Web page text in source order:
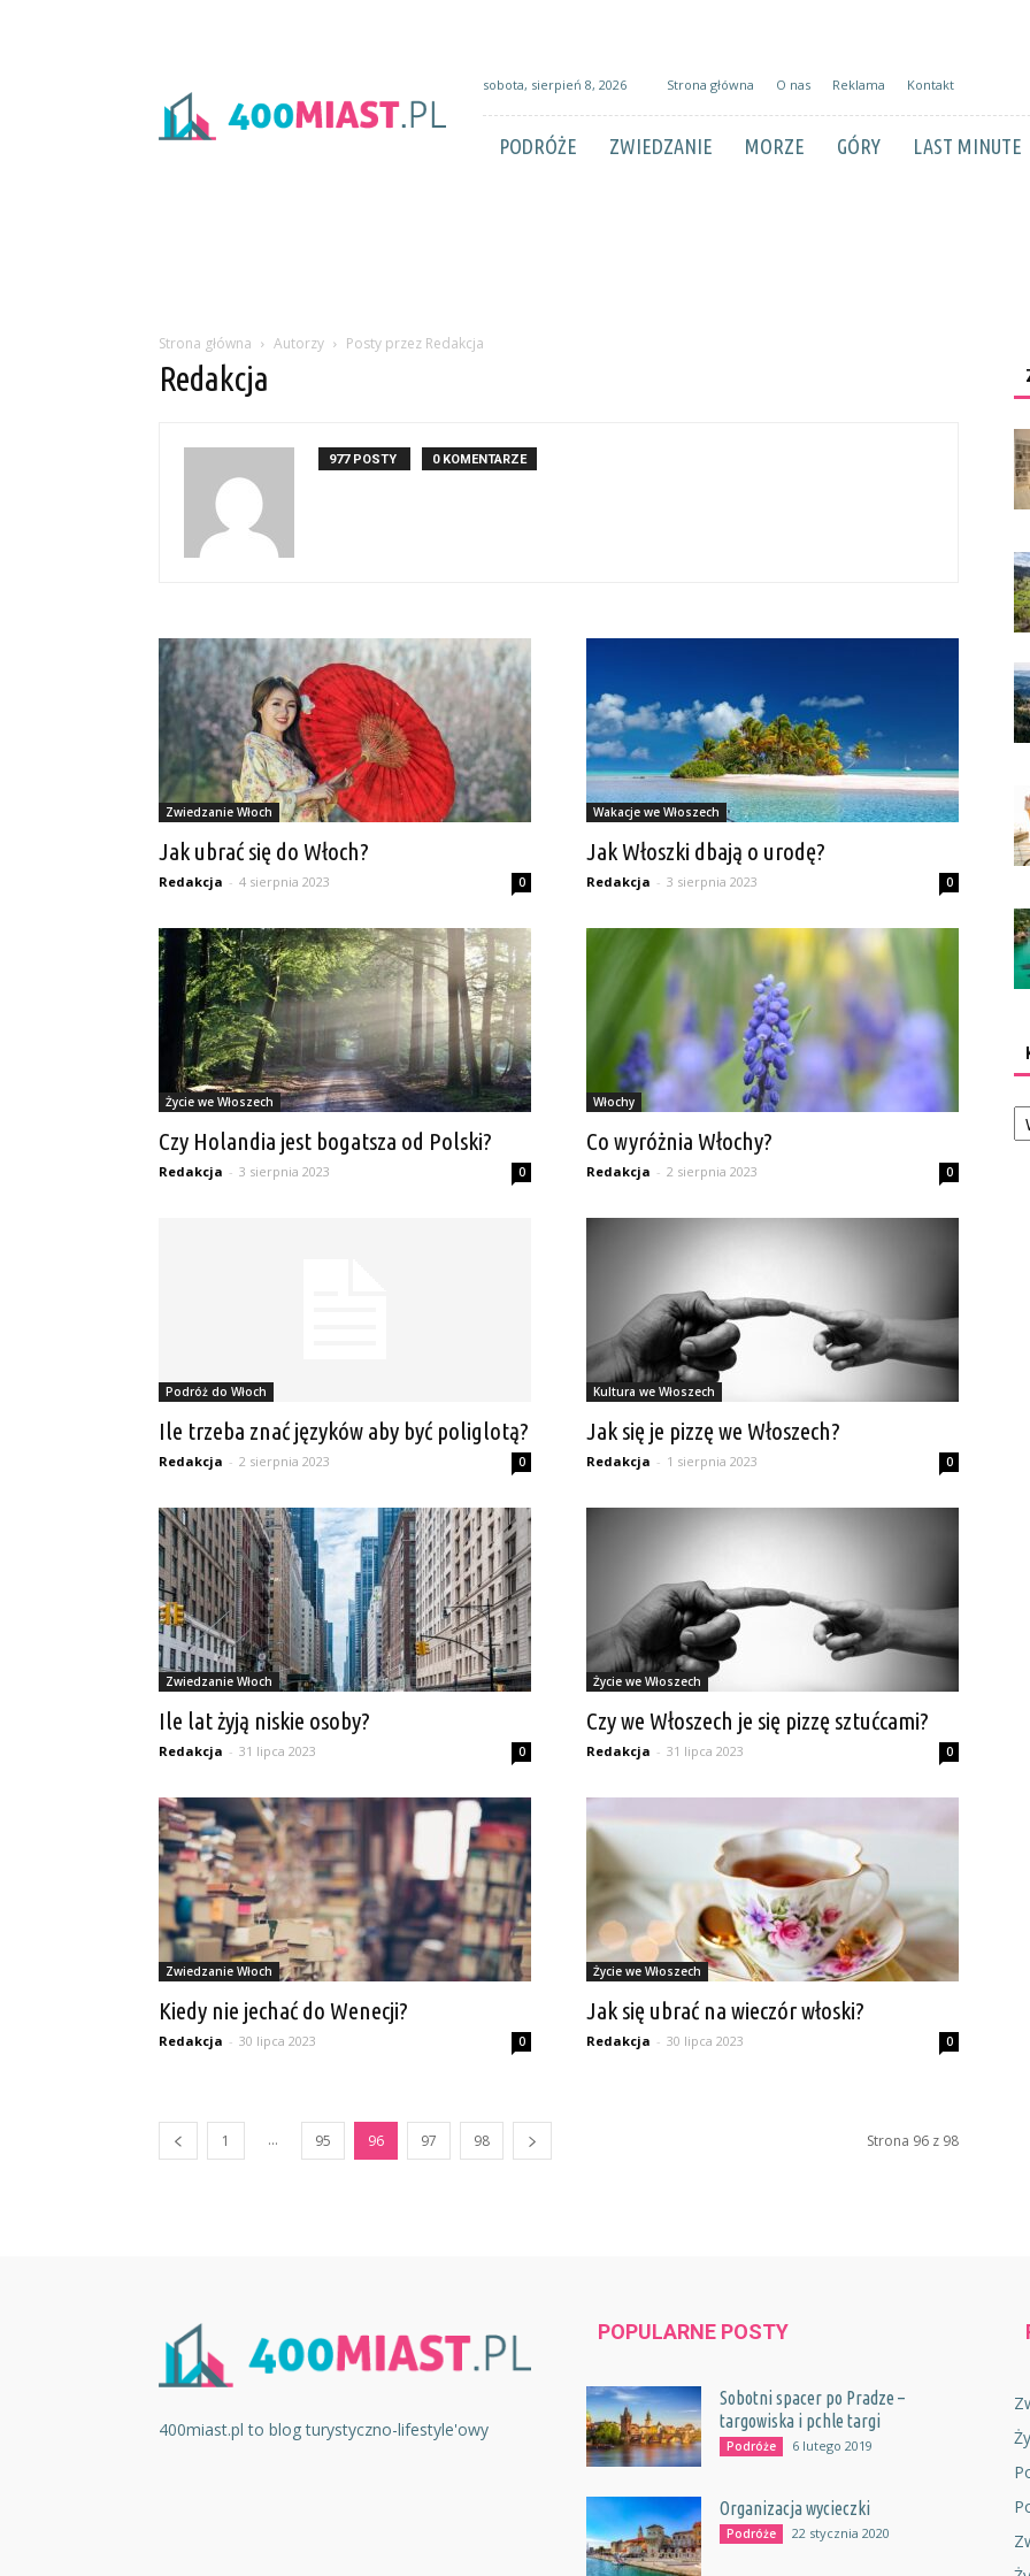
sobota, sierpień 8, 2026 Strona główna O nas Reklama Kontakt
PODRÓŻE ZWIEDZANIE MORZE GÓRY LAST MINUTE
Strona główna Autorzy Posty przez Redakcja
Redakcja
977 POSTY 0 KOMENTARZE
Zwiedzanie Włoch
Jak ubrać się do Włoch?
Redakcja - 4 sierpnia 2023 0
Wakacje we Włoszech
Jak Włoszki dbają o urodę?
Redakcja - 3 sierpnia 2023 0
Życie we Włoszech
Czy Holandia jest bogatsza od Polski?
Redakcja - 3 sierpnia 2023 0
Włochy
Co wyróżnia Włochy?
Redakcja - 2 sierpnia 2023 0
Podróż do Włoch
Ile trzeba znać języków aby być poliglotą?
Redakcja - 2 sierpnia 2023 0
Kultura we Włoszech
Jak się je pizzę we Włoszech?
Redakcja - 1 sierpnia 2023 0
Zwiedzanie Włoch
Ile lat żyją niskie osoby?
Redakcja - 31 lipca 2023 0
Życie we Włoszech
Czy we Włoszech je się pizzę sztućcami?
Redakcja - 31 lipca 2023 0
Zwiedzanie Włoch
Kiedy nie jechać do Wenecji?
Redakcja - 30 lipca 2023 0
Życie we Włoszech
Jak się ubrać na wieczór włoski?
Redakcja - 30 lipca 2023 0
1 ... 95 96 97 98 Strona 96 z 98
400miast.pl to blog turystyczno-lifestyle'owy
POPULARNE POSTY
Sobotni spacer po Pradze –
targowiska i pchle targi
Podróże 6 lutego 2019
Organizacja wycieczki
Podróże 22 stycznia 2020